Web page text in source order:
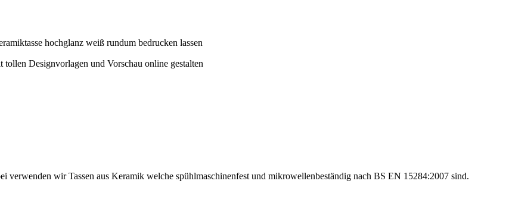
hochglanz weiß rundum bedrucken lassen
tollen Designvorlagen und Vorschau online gestalten
verwenden wir Tassen aus Keramik welche spühlmaschinenfest und mikrowellenbeständig nach BS EN 15284:2007 sind.